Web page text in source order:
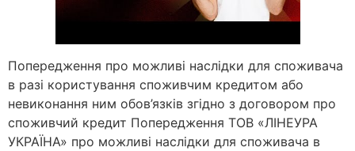
Попередження про можливі наслідки для споживача
в разі користування споживчим кредитом або
невиконання ним обов’язків згідно з договором про
споживчий кредит Попередження ТОВ «ЛІНЕУРА
УКРАЇНА» про можливі наслідки для споживача в